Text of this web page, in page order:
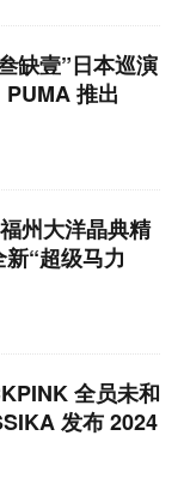
缺壹”日本巡演
推出
州大洋晶典精
“超级马力
全员未和
发布 2024